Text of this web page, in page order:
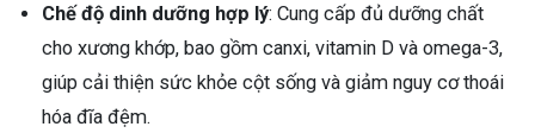
Chế độ dinh dưỡng hợp lý: Cung cấp đủ dưỡng chất
cho xương khớp, bao gồm canxi, vitamin D và omega-3,
giúp cải thiện sức khỏe cột sống và giảm nguy cơ thoái
hóa đĩa đệm.